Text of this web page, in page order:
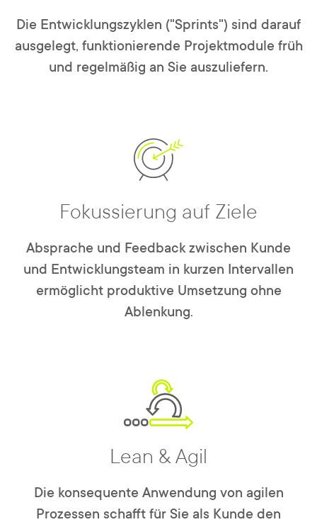
Die Entwicklungszyklen ("Sprints") sind darauf
ausgelegt, funktionierende Projektmodule früh
und regelmäßig an Sie auszuliefern.
Fokussierung auf Ziele
Absprache und Feedback zwischen Kunde
und Entwicklungsteam in kurzen Intervallen
ermöglicht produktive Umsetzung ohne
Ablenkung.
Lean & Agil
Die konsequente Anwendung von agilen
Prozessen schafft für Sie als Kunde den